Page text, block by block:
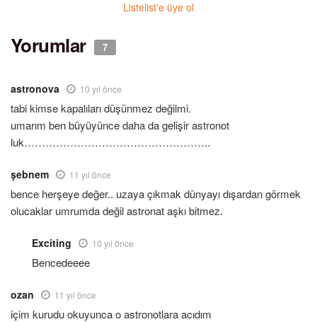
Listelist'e üye ol
Yorumlar 7
astronova 10 yıl önce
tabi kimse kapalıları düşünmez değilmi.
umarım ben büyüyünce daha da gelişir astronot
luk……………………………………………..
şebnem 11 yıl önce
bence herşeye değer.. uzaya çıkmak dünyayı dışardan görmek
olucaklar umrumda değil astronat aşkı bitmez.
Exciting 10 yıl önce
Bencedeeee
ozan 11 yıl önce
içim kurudu okuyunca o astronotlara acıdım